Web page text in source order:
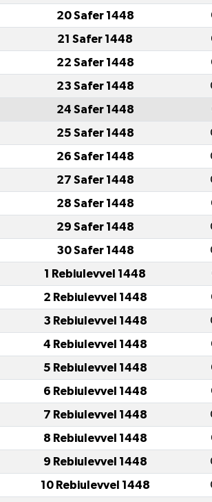
20 Safer 1448
21 Safer 1448
22 Safer 1448
23 Safer 1448
24 Safer 1448
25 Safer 1448
26 Safer 1448
27 Safer 1448
28 Safer 1448
29 Safer 1448
30 Safer 1448
1 Rebiulevvel 1448
2 Rebiulevvel 1448
3 Rebiulevvel 1448
4 Rebiulevvel 1448
5 Rebiulevvel 1448
6 Rebiulevvel 1448
7 Rebiulevvel 1448
8 Rebiulevvel 1448
9 Rebiulevvel 1448
10 Rebiulevvel 1448